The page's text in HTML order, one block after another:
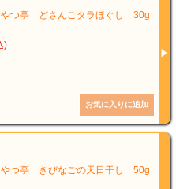
やつ亭 どさんこタラほぐし 30g
)
やつ亭 きびなごの天日干し 50g